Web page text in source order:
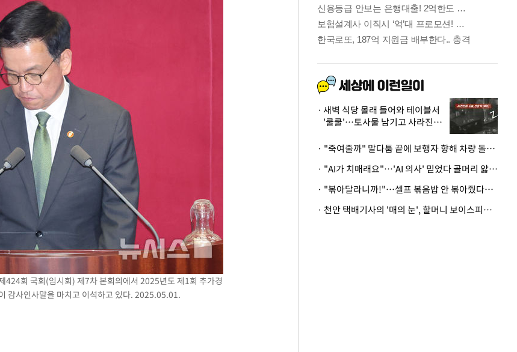
못
424회 국회(임시회) 제7차 본회의에서 2025년도 제1회 추가경
감사인사말을 마치고 이석하고 있다. 2025.05.01.
새벽 식당 몰래 들어와 테이블서
'쿨쿨'…토사물 남기고 사라진 남
· "죽여줄까" 말다툼 끝에 보행자 향해 차량 돌진…50대 여성 중상
· "AI가 치매래요"…'AI 의사' 믿었다 골머리 앓는 美 의료계 '경고'
· "볶아달라니까!"…셀프 볶음밥 안 볶아줬다고 사장 폭행한 손님
· 천안 택배기사의 '매의 눈', 할머니 보이스피싱 피해 막아